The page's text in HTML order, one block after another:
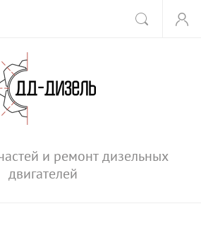
и ремонт дизельных
двигателей